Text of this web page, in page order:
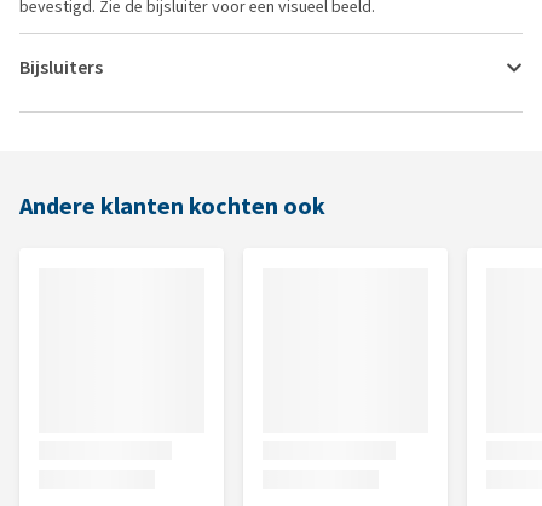
bevestigd. Zie de bijsluiter voor een visueel beeld.
Bijsluiters
Andere klanten kochten ook